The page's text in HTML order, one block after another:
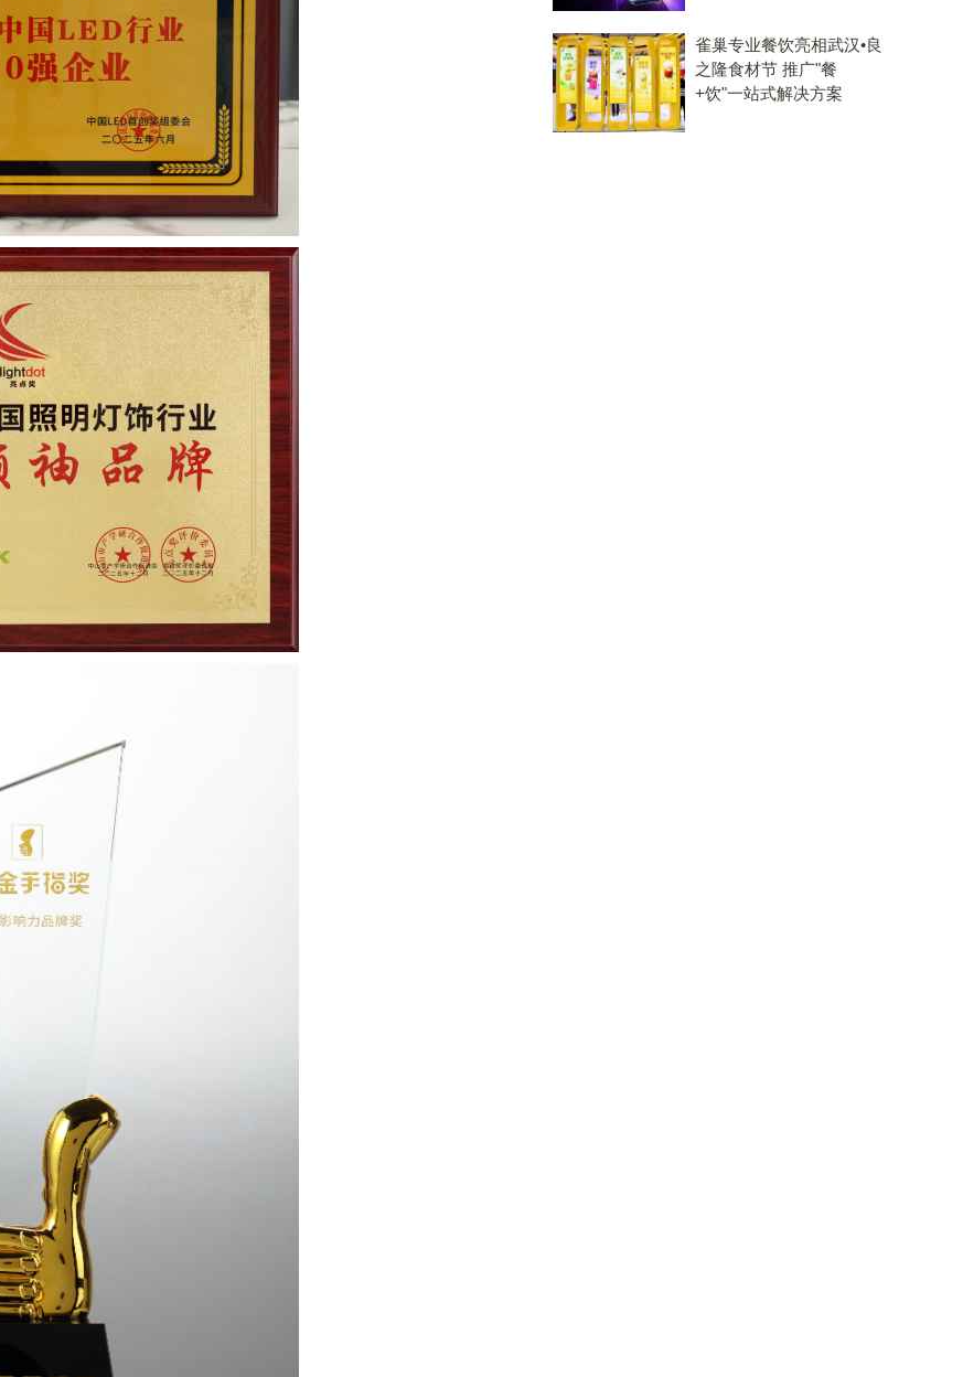
雀巢专业餐饮亮相武汉•良
之隆食材节 推广"餐
+饮"一站式解决方案